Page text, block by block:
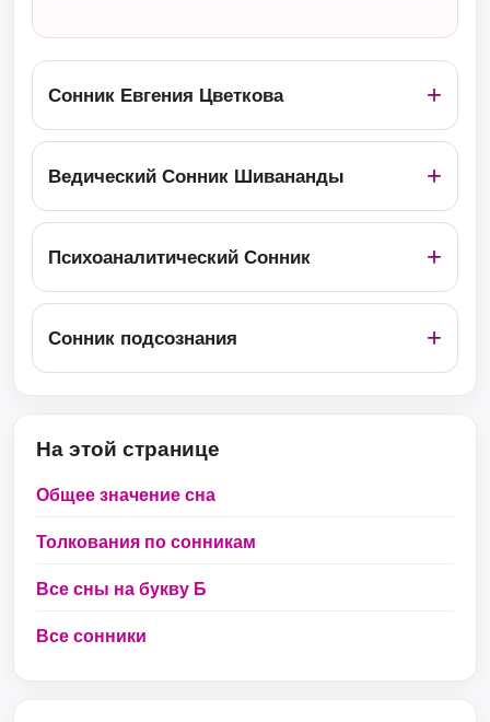
Сонник Евгения Цветкова
Ведический Сонник Шивананды
Психоаналитический Сонник
Сонник подсознания
На этой странице
Общее значение сна
Толкования по сонникам
Все сны на букву Б
Все сонники